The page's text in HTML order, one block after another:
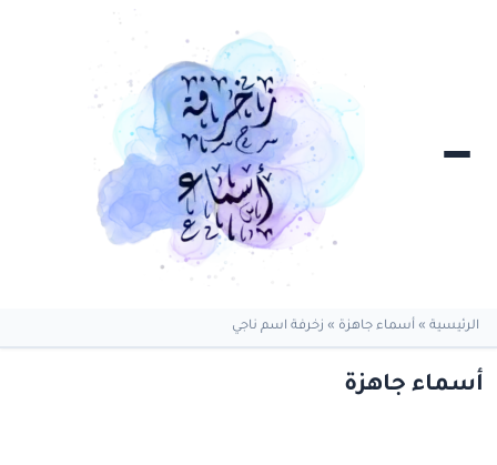
الرئيسية » أسماء جاهزة » زخرفة اسم ناجي
أسماء جاهزة